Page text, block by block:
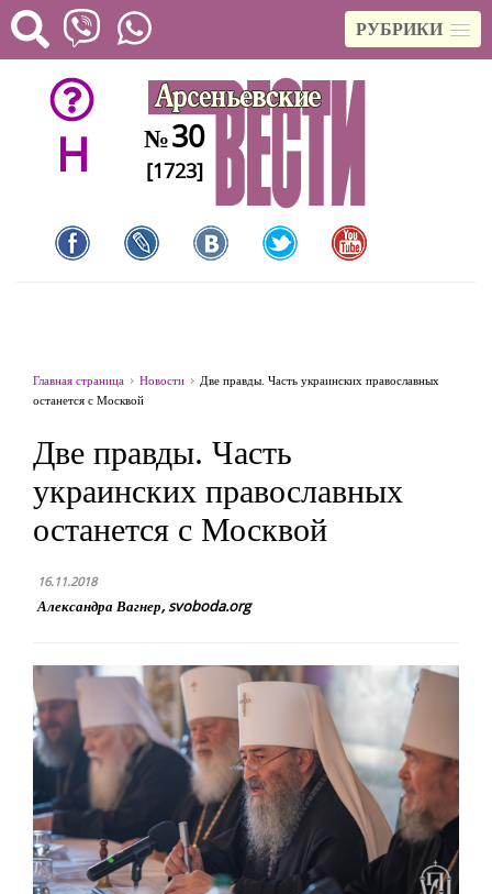
РУБРИКИ
H №30
[1723]
Главная страница Новости
Две правды. Часть украинских православных
останется с Москвой
Две правды. Часть
украинских православных
останется с Москвой
16.11.2018
Александра Вагнер, svoboda.org